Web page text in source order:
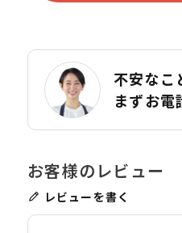
不安なこ
まずお電
レビューを書く